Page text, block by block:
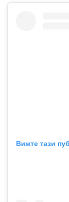
Вижте тази